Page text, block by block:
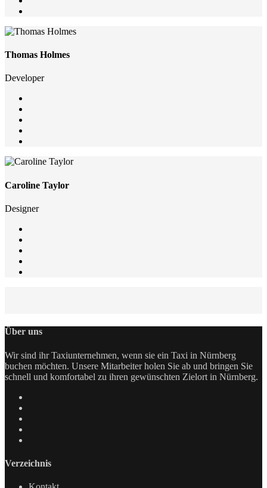
Thomas Holmes
Developer
Caroline Taylor
Designer
Über uns
Wir sind ihr Taxiunternehmen, wenn sie ein Taxi in Nürnberg
buchen möchten. Unsere Mitarbeiter holen Sie ab und bringen Sie
schnell und komfortabel zu ihren gewünschten Zielort in Nürnberg.
Verzeichnis